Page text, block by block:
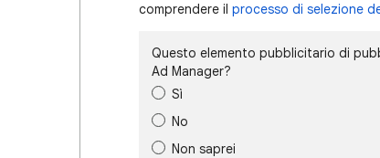
comprendere il processo di selezione
Questo elemento pubblicitario di
Ad Manager?
Sì
No
Non saprei